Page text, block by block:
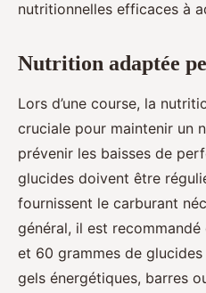
nutritionnelles efficaces à
Nutrition adaptée
Lors d’une course, la
cruciale pour maintenir un
prévenir les baisses de
glucides doivent être
fournissent le carburant
général, il est
et 60 grammes de
gels énergétiques, barres